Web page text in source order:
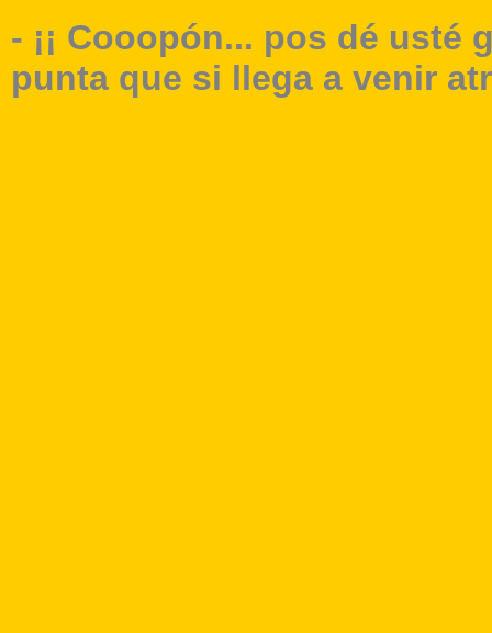
- ¡¡ Cooopón... pos dé usté
punta que si llega a venir